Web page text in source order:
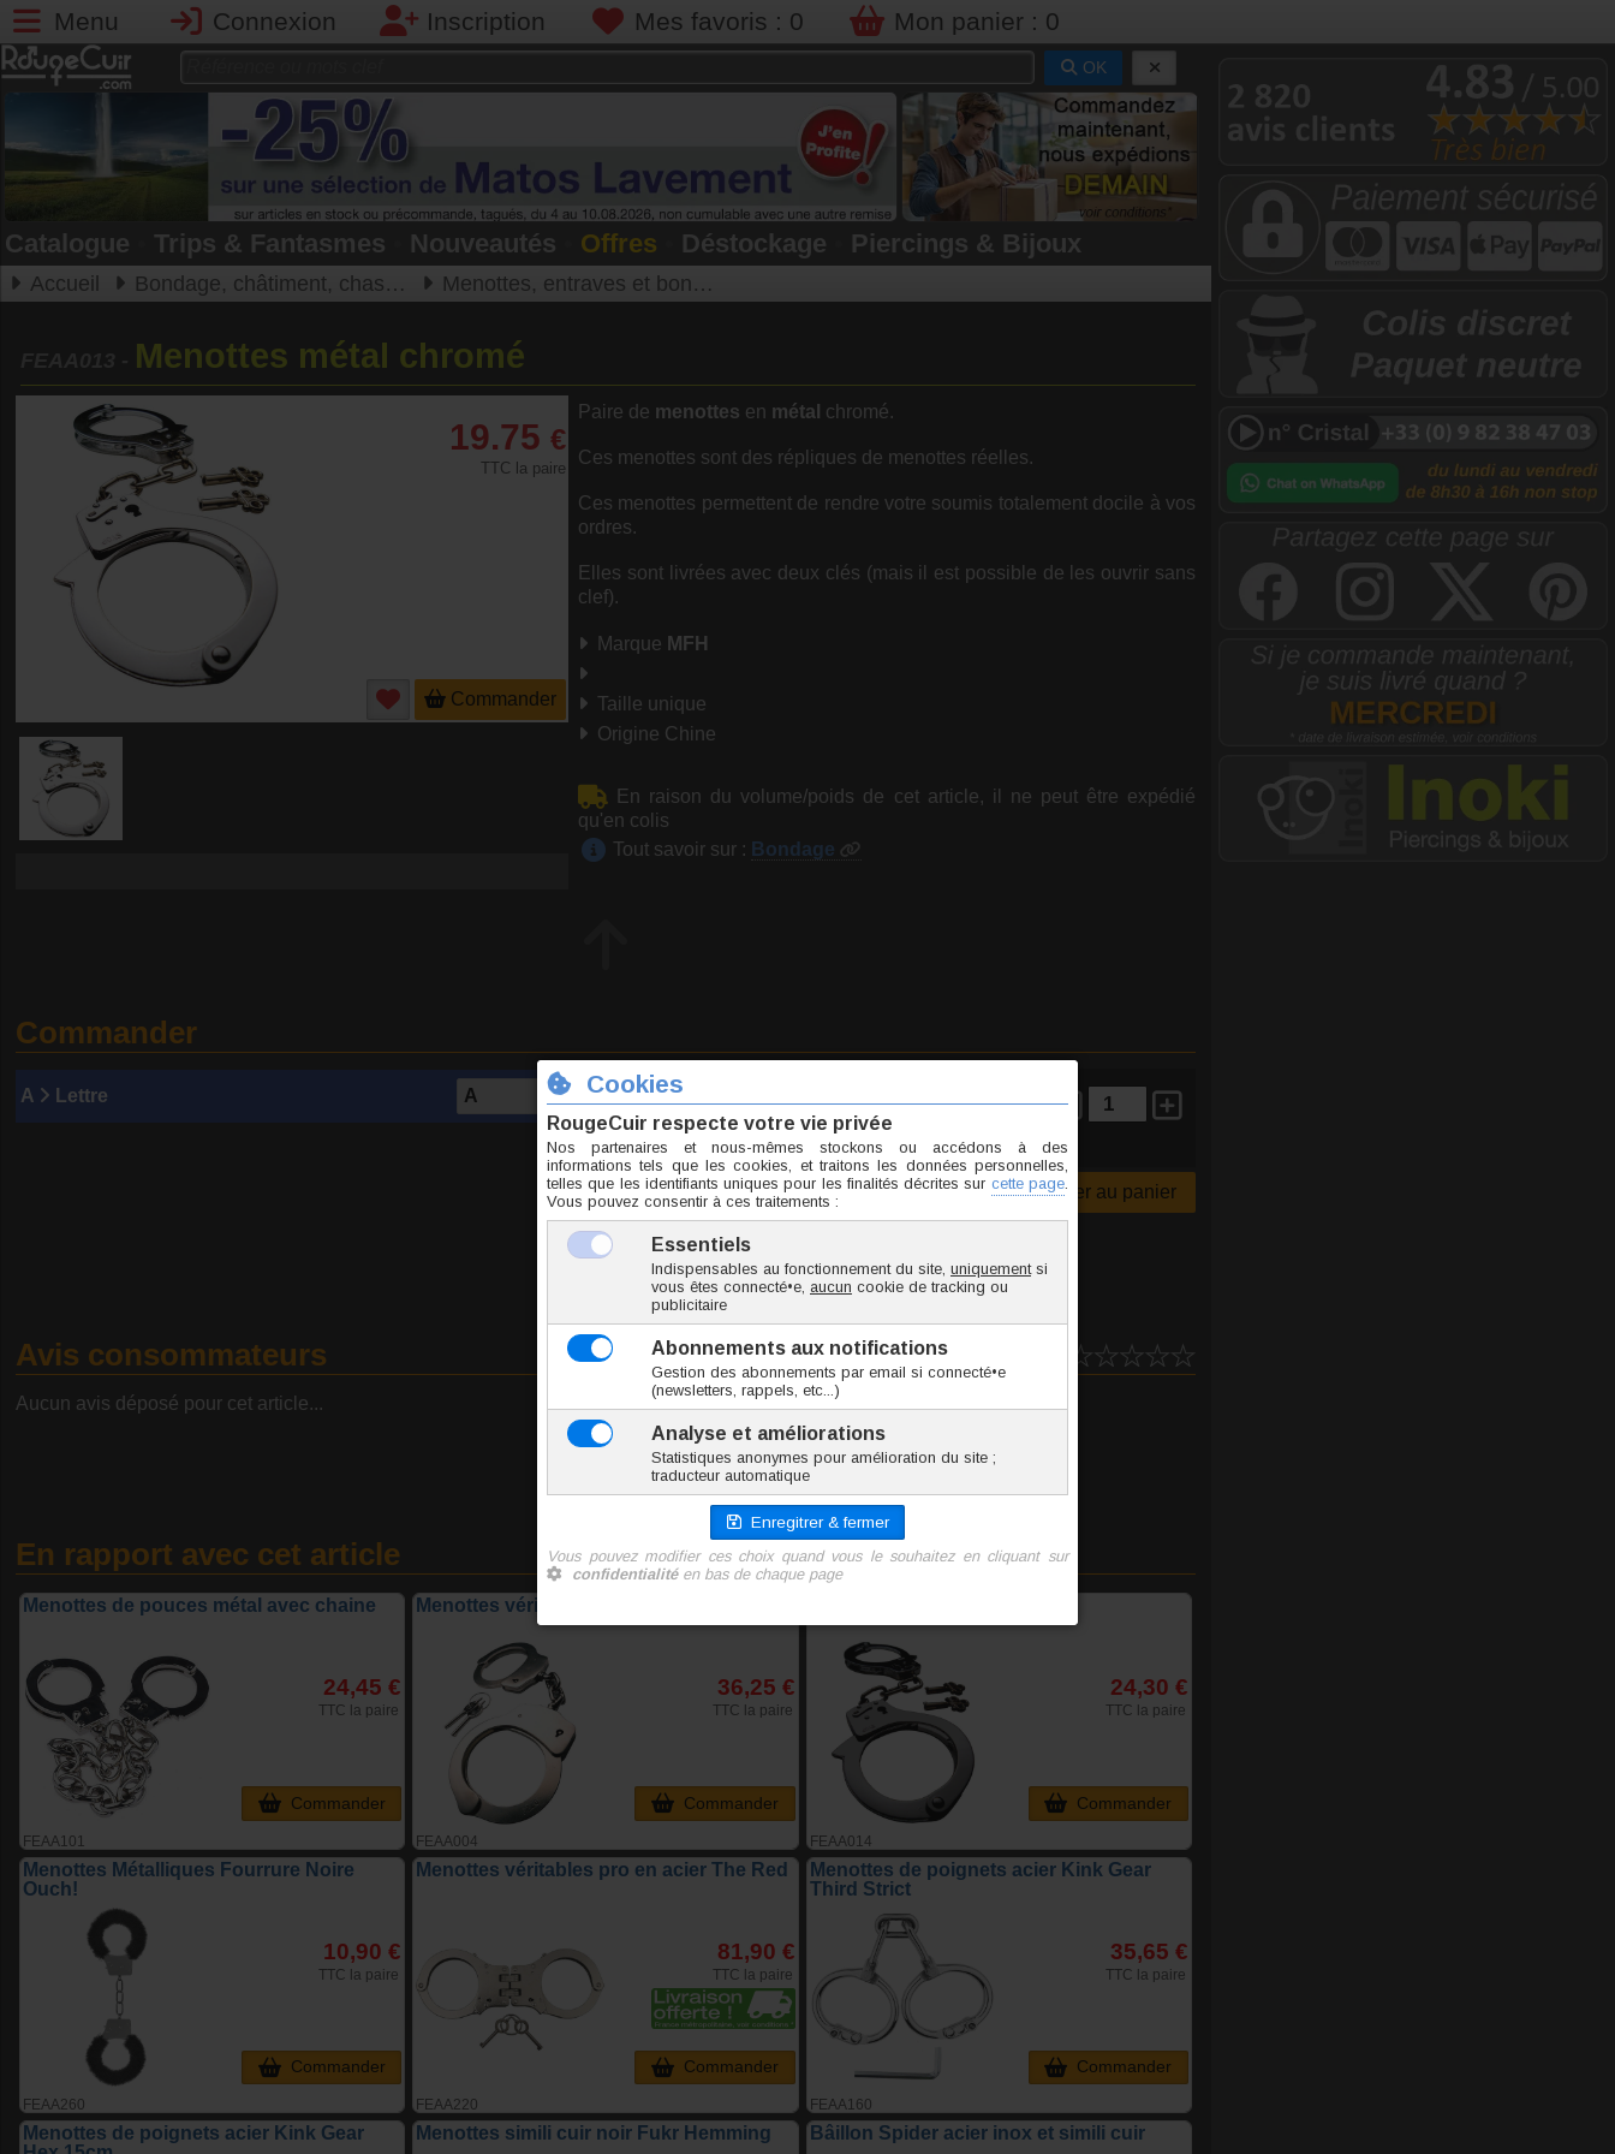
Menu Connexion Inscription Mes favoris : 0 Mon panier : 0
OK
Catalogue Trips & Fantasmes Nouveautés Offres Déstockage Piercings & Bijoux
Accueil Bondage, châtiment, chasteté Menottes, entraves et bondage
Menottes métal chromé
19.75 €
TTC la paire
Commander
Paire de menottes en métal chromé.
Ces menottes sont des répliques de menottes réelles.
Ces menottes permettent de rendre votre soumis totalement docile à vos
ordres.
Elles sont livrées avec deux clés (mais il est possible de les ouvrir sans
clef).
Marque MFH
Taille unique
Origine Chine
En raison du volume/poids de cet article, il ne peut être expédié
qu'en colis
Tout savoir sur : Bondage
Commander
A Lettre
175 g
19.75 € TTC la paire
Ajouter au panier
Avis consommateurs
Aucun avis déposé pour cet article...
En rapport avec cet article
Menottes de pouces métal avec chaine
FEAA101
24,45 €
TTC la paire
Commander
Menottes véritables acier nickelé
FEAA004
36,25 €
TTC la paire
Commander
FEAA014
24,30 €
TTC la paire
Commander
Menottes Métalliques Fourrure Noire
Ouch!
FEAA260
10,90 €
TTC la paire
Commander
Menottes véritables pro en acier The Red
FEAA220
81,90 €
TTC la paire
Commander
Menottes de poignets acier Kink Gear
Third Strict
FEAA160
35,65 €
TTC la paire
Commander
Menottes de poignets acier Kink Gear
Menottes simili cuir noir Fukr Hemming Bâillon Spider acier inox et simili cuir